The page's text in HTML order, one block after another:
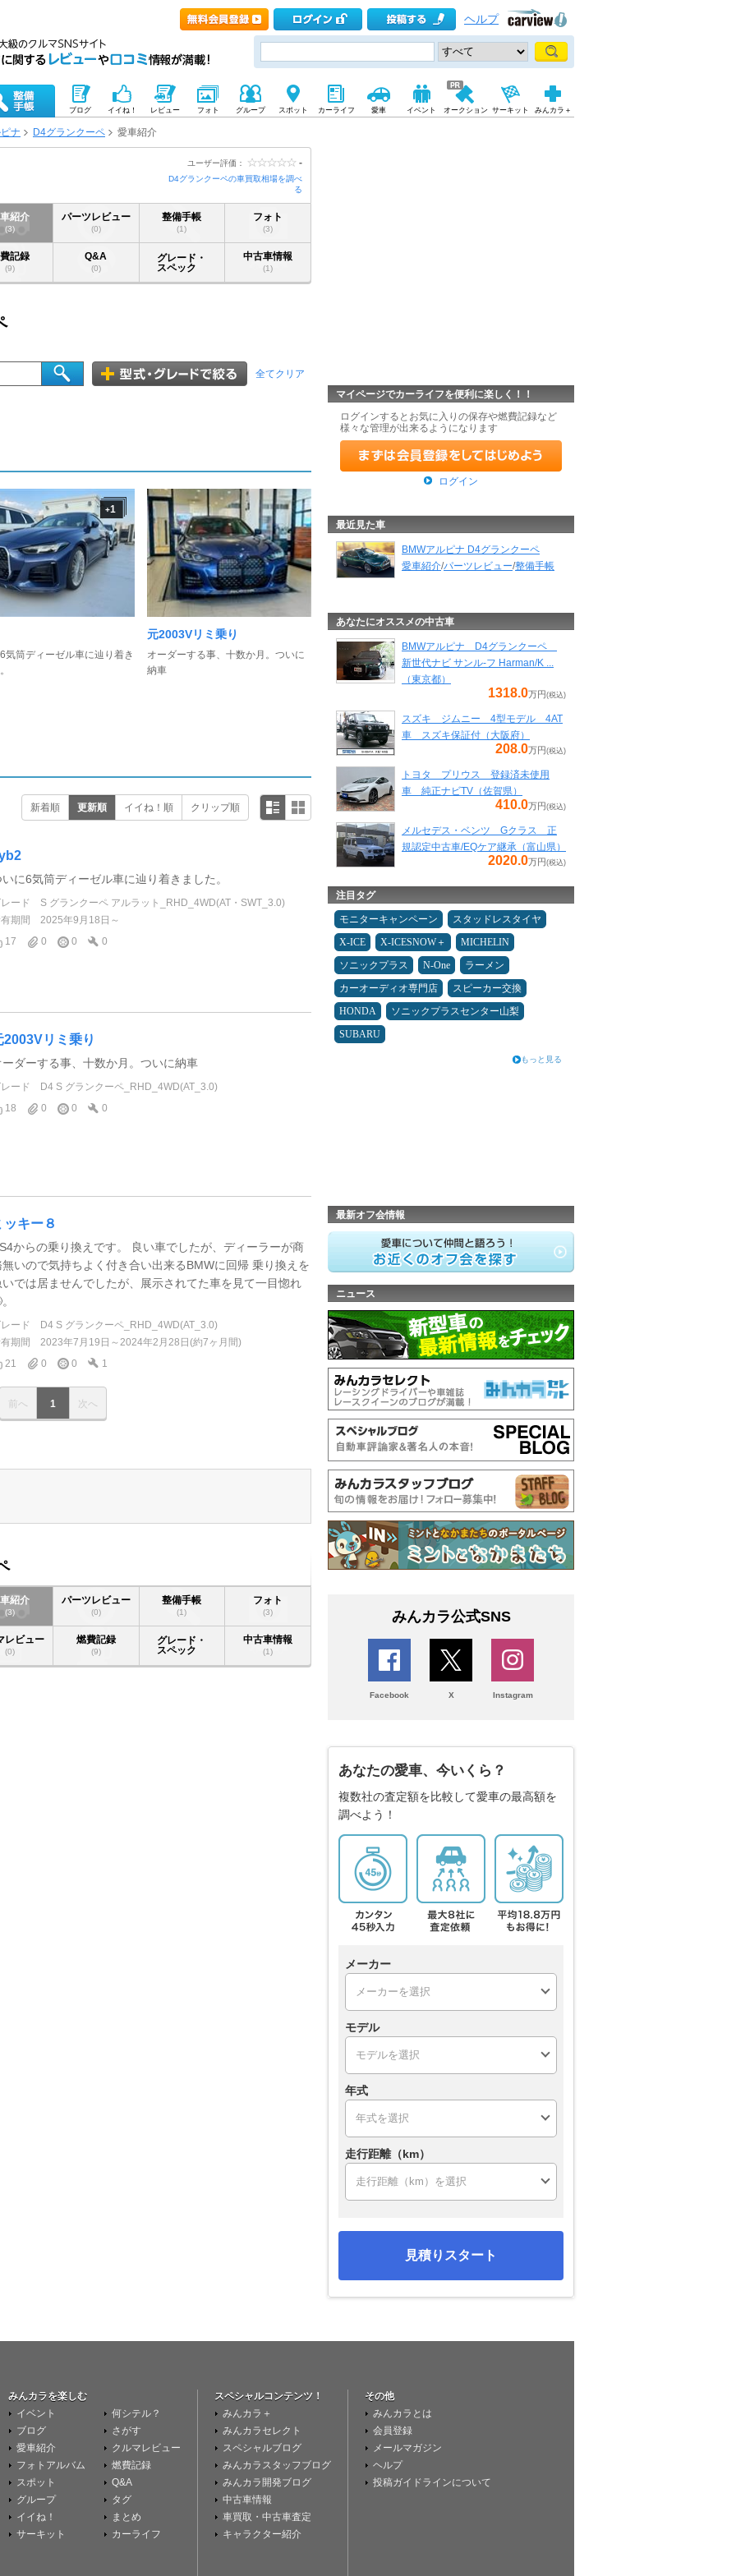
ヘルプ
ブログ イイね！ レビュー フォト グループ スポット カーライフ 愛車 イベント オークション サーキット みんカラ＋
ナ D4グランクーペ 愛車紹介
ユーザー評価： -
D4グランクーペの車買取相場を調べ
る
紹介
(3)
パーツレビュー
(0)
整備手帳
(1)
フォト
(3)
記録
(9)
Q&A
(0)
グレード・
スペック
中古車情報
(1)
全てクリア
+1
気筒ディーゼル車に辿り着き
元2003Vリミ乗り
オーダーする事、十数か月。ついに
納車
新着順 更新順 イイね！順 クリップ順
いに6気筒ディーゼル車に辿り着きました。
ード
S グランクーペ アルラット_RHD_4WD(AT・SWT_3.0)
期間
2025年9月18日～
17
0 0 0
2003Vリミ乗り
ーダーする事、十数か月。ついに納車
ード
D4 S グランクーペ_RHD_4WD(AT_3.0)
18
0 0 0
ッキー８
からの乗り換えです。 良い車でしたが、ディーラーが商
無いので気持ちよく付き合い出来るBMWに回帰 乗り換えを
いでは居ませんでしたが、展示されてた車を見て一目惚れ
ード
D4 S グランクーペ_RHD_4WD(AT_3.0)
期間
2023年7月19日～2024年2月28日(約7ヶ月間)
21
0 0 1
前へ 1 次へ
紹介
(3)
パーツレビュー
(0)
整備手帳
(1)
フォト
(3)
レビュー
(0)
燃費記録
(9)
グレード・
スペック
中古車情報
(1)
マイページでカーライフを便利に楽しく！！
ログインするとお気に入りの保存や燃費記録など
様々な管理が出来るようになります
ログイン
最近見た車
BMWアルピナ D4グランクーペ
愛車紹介/パーツレビュー/整備手帳
あなたにオススメの中古車
BMWアルピナ D4グランクーペ
新世代ナビ サンル-フ Harman/K ...
（東京都）
1318.0万円 (税込)
スズキ ジムニー 4型モデル 4AT
車 スズキ保証付（大阪府）
208.0万円 (税込)
トヨタ プリウス 登録済未使用
車 純正ナビTV（佐賀県）
410.0万円 (税込)
メルセデス・ベンツ Gクラス 正
規認定中古車/EQケア継承（富山県）
2020.0万円 (税込)
注目タグ
モニターキャンペーン
スタッドレスタイヤ
X-ICE
X-ICESNOW＋
MICHELIN
ソニックプラス
N-One
ラーメン
カーオーディオ専門店
スピーカー交換
HONDA
ソニックプラスセンター山梨
SUBARU
もっと見る
最新オフ会情報
ニュース
みんカラ公式SNS
Facebook X Instagram
あなたの愛車、今いくら？
複数社の査定額を比較して愛車の最高額を
調べよう！
メーカー
モデル
年式
走行距離（km）
見積りスタート
みんカラを楽しむ
イベント
ブログ
愛車紹介
フォトアルバム
スポット
グループ
イイね！
サーキット
何シテル？
さがす
クルマレビュー
燃費記録
Q&A
タグ
まとめ
カーライフ
スペシャルコンテンツ！
みんカラ＋
みんカラセレクト
スペシャルブログ
みんカラスタッフブログ
みんカラ開発ブログ
中古車情報
車買取・中古車査定
キャラクター紹介
その他
みんカラとは
会員登録
メールマガジン
ヘルプ
投稿ガイドラインについて